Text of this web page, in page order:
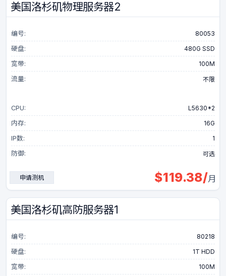
美国洛杉矶物理服务器2
编号:
80053
硬盘:
480G SSD
宽带:
100M
流量:
不限
CPU:
L5630*2
内存:
16G
IP数:
1
防御:
可选
申请测机 $119.38/月
美国洛杉矶高防服务器1
编号:
80218
硬盘:
1T HDD
宽带:
100M